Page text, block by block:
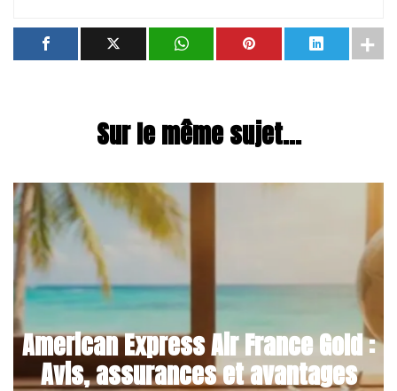
Sur le même sujet...
American Express Air France Gold :
Avis, assurances et avantages